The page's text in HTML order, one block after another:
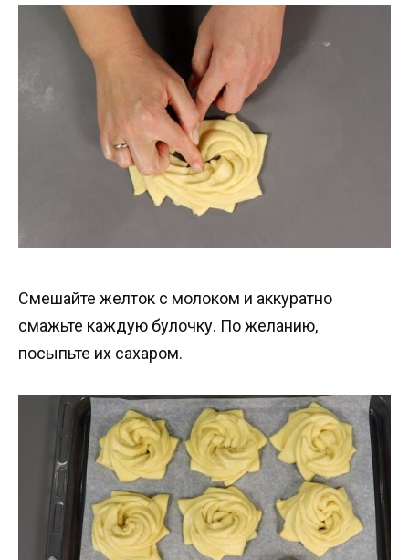
Смешайте желток с молоком и аккуратно
смажьте каждую булочку. По желанию,
посыпьте их сахаром.